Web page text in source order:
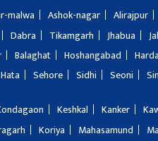
malwa Ashok-nagar Alirajpur
Dabra Tikamgarh Jhabua
Balaghat Hoshangabad Harda
Hata Sehore Sidhi Seoni
Keshkal Kanker
Koriya Mahasamund